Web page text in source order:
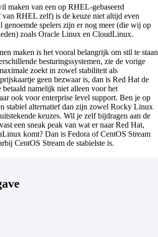
maken van een op RHEL-gebaseerd
van RHEL zelf) is de keuze niet altijd even
genoemde spelers zijn er nog meer (die wij op
zoals Oracle Linux en CloudLinux.
maken is het vooral belangrijk om stil te staan
besturingssystemen, zie de vorige
zoekt in zowel stabiliteit als
geen bezwaar is, dan is Red Hat de
namelijk niet alleen voor het
ook voor enterprise level support. Ben je op
stabiel alternatief dan zijn zowel Rocky Linux
keuzes. Wil je zelf bijdragen aan de
een sneak peak van wat er naar Red Hat,
komt? Dan is Fedora of CentOS Stream
CentOS Stream de stabielste is.